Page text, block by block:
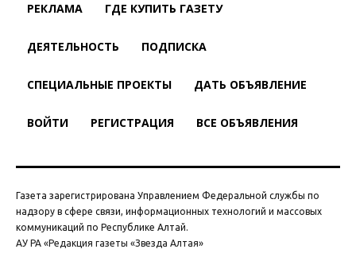
РЕКЛАМА ГДЕ КУПИТЬ ГАЗЕТУ
ДЕЯТЕЛЬНОСТЬ ПОДПИСКА
СПЕЦИАЛЬНЫЕ ПРОЕКТЫ ДАТЬ ОБЪЯВЛЕНИЕ
ВОЙТИ РЕГИСТРАЦИЯ ВСЕ ОБЪЯВЛЕНИЯ
Газета зарегистрирована Управлением Федеральной службы по
надзору в сфере связи, информационных технологий и массовых
коммуникаций по Республике Алтай.
АУ РА «Редакция газеты «Звезда Алтая»